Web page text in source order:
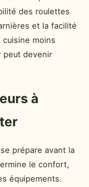
des roulettes
et la facilité
cuisine moins
peut devenir
à
prépare avant la
le confort,
équipements.